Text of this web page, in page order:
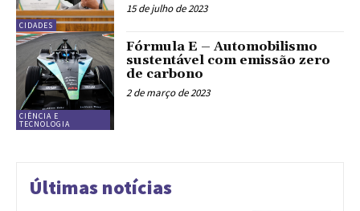
CIDADES
15 de julho de 2023
CIÊNCIA E
TECNOLOGIA
Fórmula E – Automobilismo
sustentável com emissão zero
de carbono
2 de março de 2023
Últimas notícias